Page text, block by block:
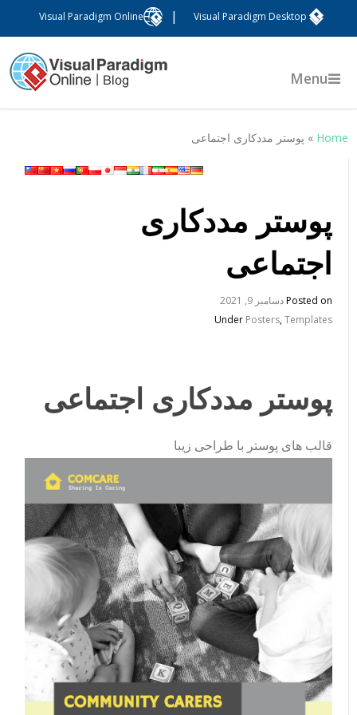
Visual Paradigm Desktop
Visual Paradigm Online
Menu
Home
» پوستر مددکاری اجتماعی
پوستر مددکاری
اجتماعی
Posted onدسامبر 9, 2021
UnderPosters,Templates
پوستر مددکاری اجتماعی
قالب های پوستر با طراحی زیبا